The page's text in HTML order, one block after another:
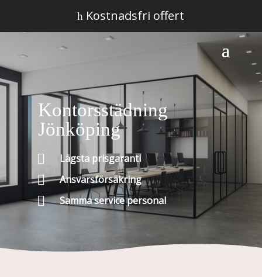
h Kostnadsfri offert
Kontorsstädning
Jönköping
 Lägsta prisgaranti
 Ansvarsförsäkring
 Samma service personal